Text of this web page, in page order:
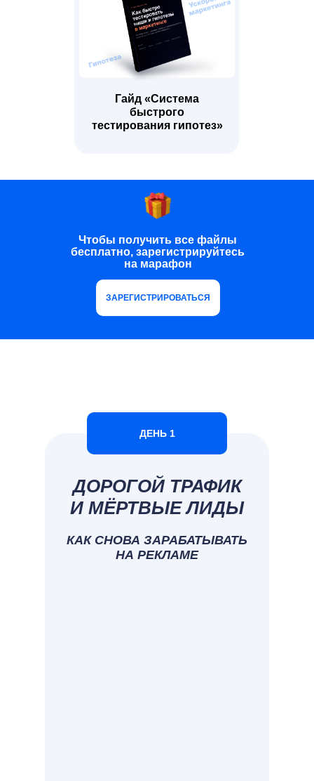
Гайд «Система
быстрого
тестирования гипотез»
Чтобы получить все файлы
бесплатно, зарегистрируйтесь
на марафон
ЗАРЕГИСТРИРОВАТЬСЯ
ДЕНЬ 1
КАК СНОВА ЗАРАБАТЫВАТЬ
НА РЕКЛАМЕ
ДОРОГОЙ ТРАФИК
И МЁРТВЫЕ ЛИДЫ